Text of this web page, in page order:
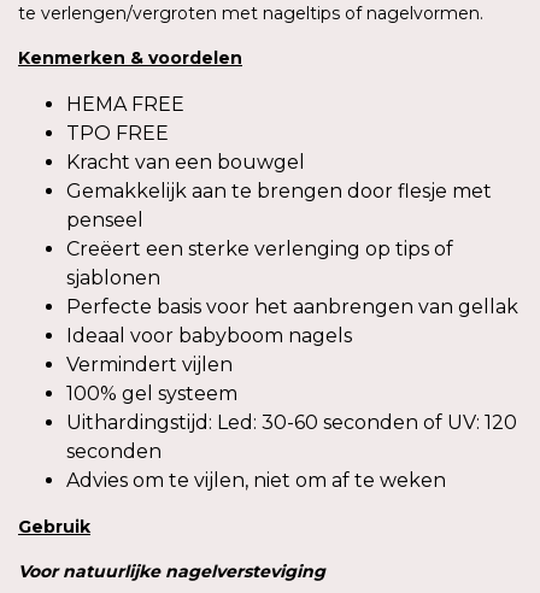
te verlengen/vergroten met nageltips of nagelvormen.
Kenmerken & voordelen
HEMA FREE
TPO FREE
Kracht van een bouwgel
Gemakkelijk aan te brengen door flesje met
penseel
Creëert een sterke verlenging op tips of
sjablonen
Perfecte basis voor het aanbrengen van gellak
Ideaal voor babyboom nagels
Vermindert vijlen
100% gel systeem
Uithardingstijd: Led: 30-60 seconden of UV: 120
seconden
Advies om te vijlen, niet om af te weken
Gebruik
Voor natuurlijke nagelversteviging